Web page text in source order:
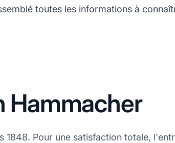
toutes les informations à
Hammacher
1848. Pour une satisfaction totale,